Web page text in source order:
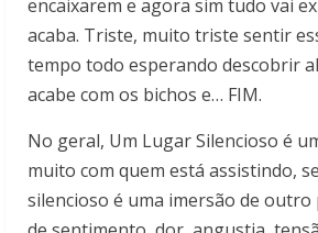
encaixarem e agora sim tudo vai
acaba. Triste, muito triste sentir
tempo todo esperando descobrir
acabe com os bichos e… FIM.
No geral, Um Lugar Silencioso é
muito com quem está assistindo,
silencioso é uma imersão de outro